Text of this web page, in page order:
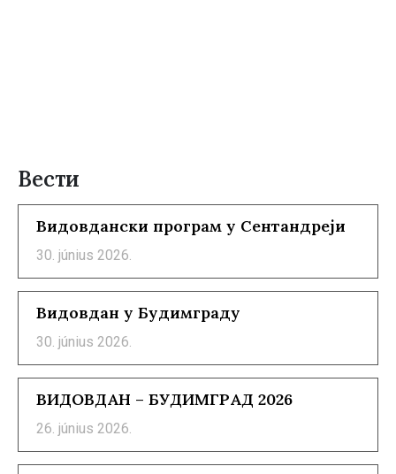
Вести
Видовдански програм у Сентандреји
30. június 2026.
Видовдан у Будимграду
30. június 2026.
ВИДОВДАН – БУДИМГРАД 2026
26. június 2026.